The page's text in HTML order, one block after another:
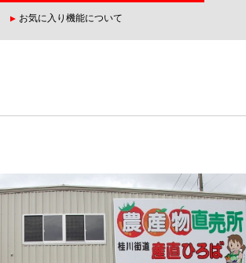
お気に入り機能について